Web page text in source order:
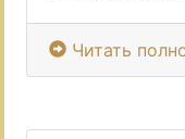
Читать